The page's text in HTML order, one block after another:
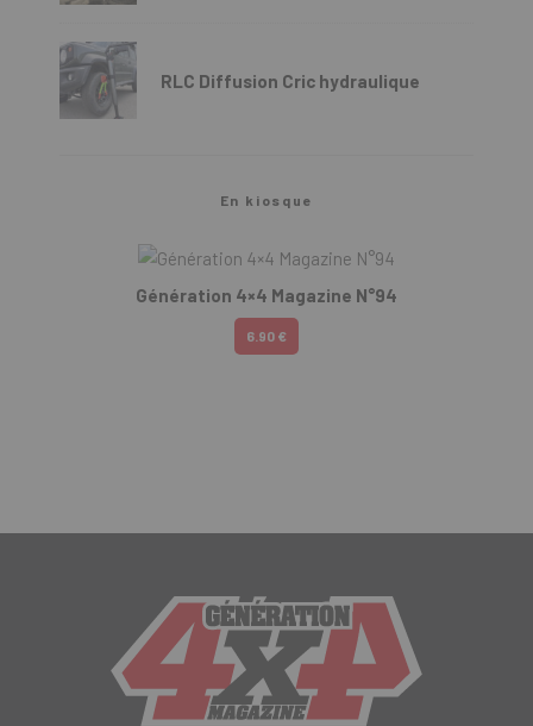
RLC Diffusion Cric hydraulique
En kiosque
Génération 4×4 Magazine N°94
6.90 €